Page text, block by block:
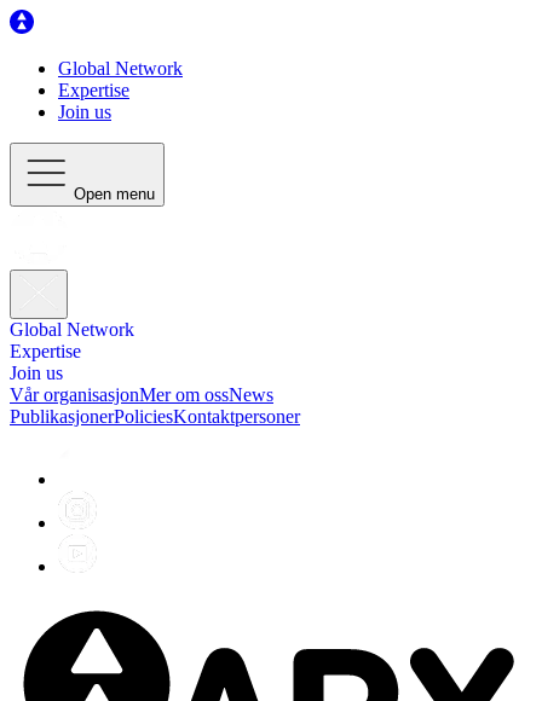
Global Network
Expertise
Join us
Open menu
Global Network
Expertise
Join us
Vår organisasjonMer om ossNews
PublikasjonerPoliciesKontaktpersoner